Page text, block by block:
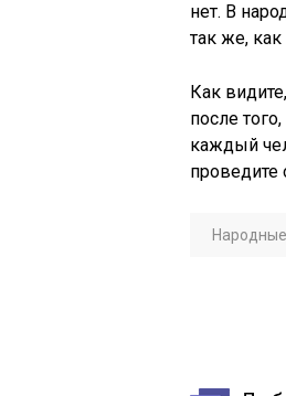
нет. В
так же,
Как
после
каждый
проведите